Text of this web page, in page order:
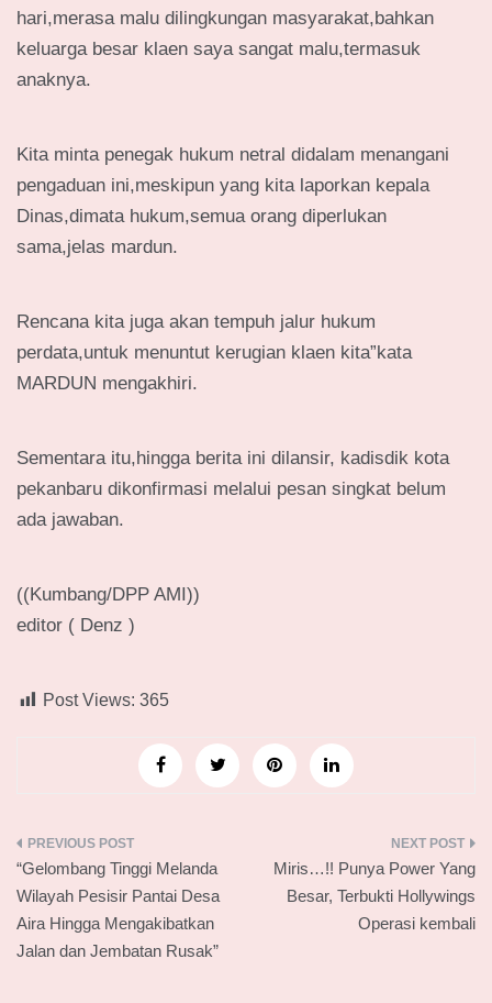
hari,merasa malu dilingkungan masyarakat,bahkan
keluarga besar klaen saya sangat malu,termasuk
anaknya.
Kita minta penegak hukum netral didalam menangani
pengaduan ini,meskipun yang kita laporkan kepala
Dinas,dimata hukum,semua orang diperlukan
sama,jelas mardun.
Rencana kita juga akan tempuh jalur hukum
perdata,untuk menuntut kerugian klaen kita”kata
MARDUN mengakhiri.
Sementara itu,hingga berita ini dilansir, kadisdik kota
pekanbaru dikonfirmasi melalui pesan singkat belum
ada jawaban.
((Kumbang/DPP AMI))
editor ( Denz )
Post Views: 365
Navigasi
pos
“Gelombang Tinggi Melanda
Wilayah Pesisir Pantai Desa
Aira Hingga Mengakibatkan
Jalan dan Jembatan Rusak”
Miris…!! Punya Power Yang
Besar, Terbukti Hollywings
Operasi kembali